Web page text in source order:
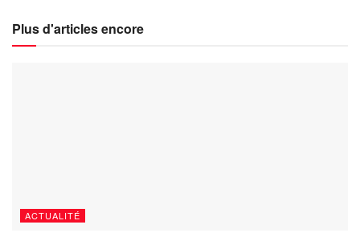
Plus d'articles encore
ACTUALITÉ